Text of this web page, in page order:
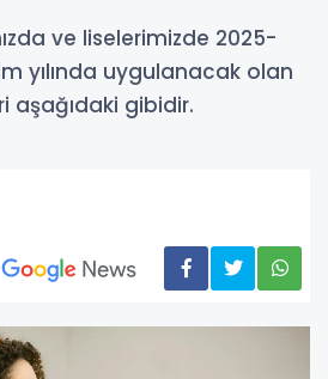
ve liselerimizde 2025-
yılında uygulanacak olan
aşağıdaki gibidir.